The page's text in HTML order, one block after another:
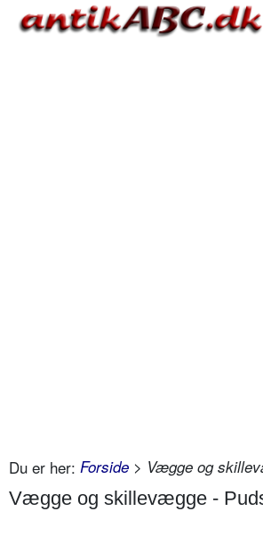
Du er her: Forside > Vægge og
Vægge og skillevægge -